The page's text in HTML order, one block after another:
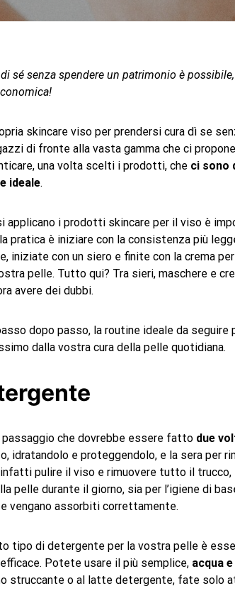
sé senza spendere un patrimonio è
skincare viso per prendersi cura dì se
di fronte alla vasta gamma che ci
una volta scelti i prodotti, che ci sono
ideale.
applicano i prodotti skincare per il viso è
pratica è iniziare con la consistenza più
iniziate con un siero e finite con la crema
pelle. Tutto qui? Tra sieri, maschere e
avere dei dubbi.
dopo passo, la routine ideale da
dalla vostra cura della pelle quotidiana.
passaggio che dovrebbe essere fatto due
idratandolo e proteggendolo, e la sera per
pulire il viso e rimuovere tutto il trucco,
pelle durante il giorno, sia per l’igiene di
vengano assorbiti correttamente.
tipo di detergente per la vostra pelle è
Potete usare il più semplice, acqua
struccante o al latte detergente, fate solo